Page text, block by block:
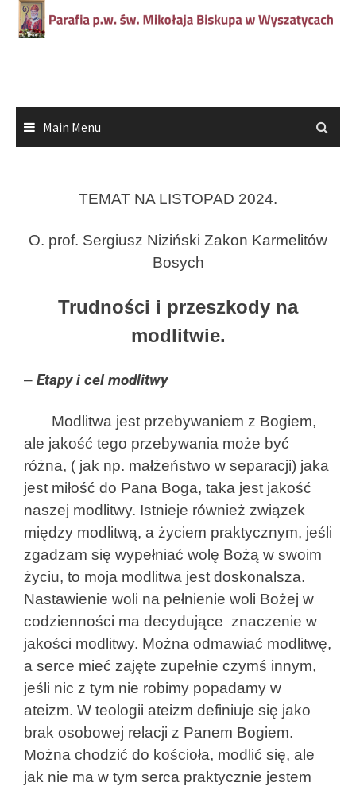
Main Menu
TEMAT NA LISTOPAD 2024.
O. prof. Sergiusz Niziński Zakon Karmelitów
Bosych
Trudności i przeszkody na
modlitwie.
– Etapy i cel modlitwy
Modlitwa jest przebywaniem z Bogiem,
ale jakość tego przebywania może być
różna, ( jak np. małżeństwo w separacji) jaka
jest miłość do Pana Boga, taka jest jakość
naszej modlitwy. Istnieje również związek
między modlitwą, a życiem praktycznym, jeśli
zgadzam się wypełniać wolę Bożą w swoim
życiu, to moja modlitwa jest doskonalsza.
Nastawienie woli na pełnienie woli Bożej w
codzienności ma decydujące znaczenie w
jakości modlitwy. Można odmawiać modlitwę,
a serce mieć zajęte zupełnie czymś innym,
jeśli nic z tym nie robimy popadamy w
ateizm. W teologii ateizm definiuje się jako
brak osobowej relacji z Panem Bogiem.
Można chodzić do kościoła, modlić się, ale
jak nie ma w tym serca praktycznie jestem